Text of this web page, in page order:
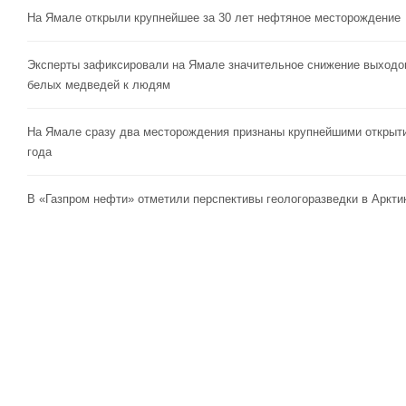
На Ямале открыли крупнейшее за 30 лет нефтяное месторождение
Эксперты зафиксировали на Ямале значительное снижение
белых медведей к людям
На Ямале сразу два месторождения признаны крупнейшими
года
В «Газпром нефти» отметили перспективы геологоразведки в